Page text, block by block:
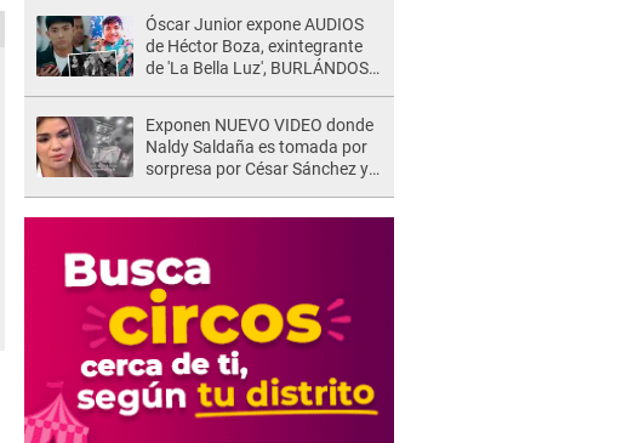
muy fuertes..."
Óscar Junior expone AUDIOS
de Héctor Boza, exintegrante
de 'La Bella Luz', BURLÁNDOSE
Exponen NUEVO VIDEO donde
Naldy Saldaña es tomada por
sorpresa por César Sánchez y